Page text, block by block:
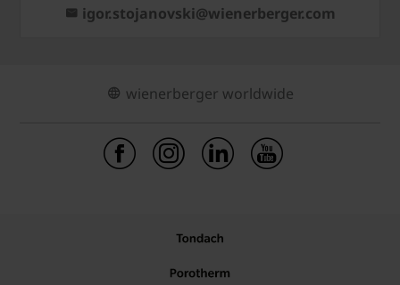
igor.stojanovski@wienerberger.com
wienerberger worldwide